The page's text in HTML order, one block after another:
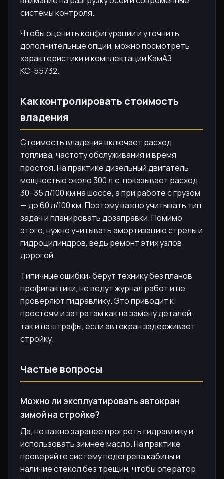
системы контроля.
Чтобы оценить конфигурации и уточнить
дополнительные опции, можно посмотреть
характеристики и комплектации КамАЗ
КС-55732.
Как контролировать стоимость
владения
Стоимость владения включает расход
топлива, частоту обслуживания и время
простоя. На практике дизельный двигатель
мощностью около 300 л.с. показывает расход
30–35 л/100 км на шоссе, а при работе с грузом
— до 60 л/100 км. Поэтому важно учитывать тип
задач и планировать дозаправки. Помимо
этого, нужно учитывать амортизацию стрелы и
гидроцилиндров, ведь ремонт этих узлов
дорогой.
Типичные ошибки: берут технику без планов
профилактики, не ведут журнал работ и не
проверяют гидравлику. Это приводит к
простоям и затратам как на замену деталей,
так и на штрафы, если автокран задерживает
стройку.
Частые вопросы
Можно ли эксплуатировать автокран
зимой на стройке?
Да, но важно заранее прогреть гидравлику и
использовать зимнее масло. На практике
проверяйте систему подогрева кабины и
наличие стёкол без трещин, чтобы оператор